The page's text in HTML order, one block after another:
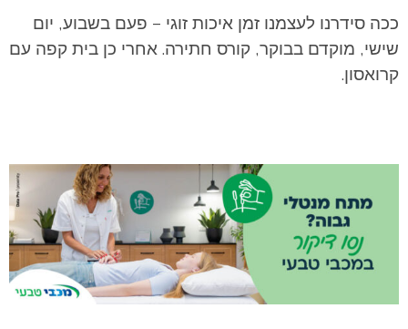
ככה סידרנו לעצמנו זמן איכות זוגי – פעם בשבוע, יום
שישי, מוקדם בבוקר, קורס חתירה. אחרי כן בית קפה עם
קרואסון.